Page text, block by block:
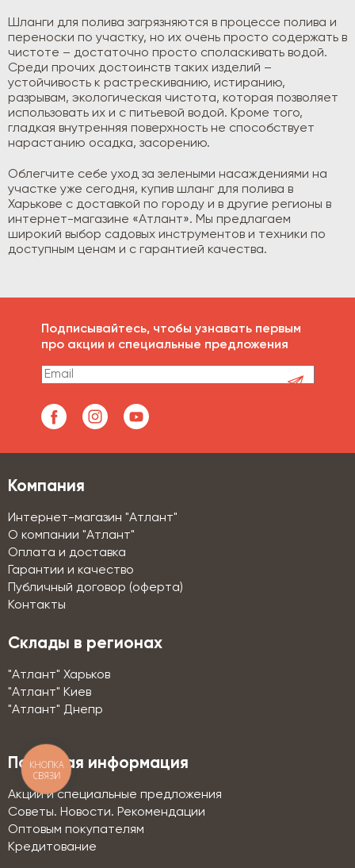
Шланги для полива загрязняются в процессе полива и
переноски по участку, но их очень просто содержать в
чистоте – достаточно просто споласкивать водой.
Среди прочих достоинств таких изделий –
устойчивость к растрескиванию, истиранию,
разрывам, экологическая чистота, которая позволяет
использовать их и с питьевой водой. Кроме того,
гладкая внутренняя поверхность не способствует
нарастанию осадка, засорению.
Облегчите себе уход за зелеными насаждениями на
участке уже сегодня, купив шланг для полива в
Харькове с доставкой по городу и в другие регионы в
интернет-магазине «Атлант». Мы предлагаем
широкий выбор садовых инструментов и техники по
доступным ценам и с гарантией качества.
Подписывайтесь, чтобы узнавать первым
про акции и специальные предложения
Компания
Интернет-магазин "Атлант"
О компании "Атлант"
Оплата и доставка
Гарантии и качество
Публичный договор (оферта)
Контакты
Склады в регионах
"Атлант" Харьков
"Атлант" Киев
"Атлант" Днепр
Полезная информация
Акции и специальные предложения
Советы. Новости. Рекомендации
Оптовым покупателям
Кредитование
КНОПКА
СВЯЗИ